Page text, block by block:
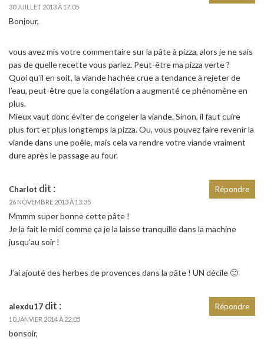
30 JUILLET 2013 À 17:05
Bonjour,
vous avez mis votre commentaire sur la pâte à pizza, alors je ne sais
pas de quelle recette vous parlez. Peut-être ma pizza verte ?
Quoi qu’il en soit, la viande hachée crue a tendance à rejeter de
l’eau, peut-être que la congélation a augmenté ce phénomène en
plus.
Mieux vaut donc éviter de congeler la viande. Sinon, il faut cuire
plus fort et plus longtemps la pizza. Ou, vous pouvez faire revenir la
viande dans une poêle, mais cela va rendre votre viande vraiment
dure après le passage au four.
Charlot dit :
26 NOVEMBRE 2013 À 13:35
Mmmm super bonne cette pâte !
Je la fait le midi comme ça je la laisse tranquille dans la machine
jusqu’au soir !
J’ai ajouté des herbes de provences dans la pâte ! UN décile 🙂
Répondre
alexdu17 dit :
10 JANVIER 2014 À 22:05
bonsoir,
Répondre